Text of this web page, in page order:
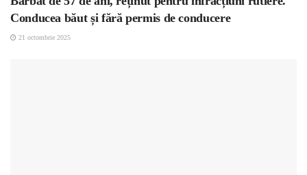
Conducea băut și fără permis de conducere
21 octombrie 2025